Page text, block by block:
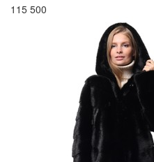
115 500